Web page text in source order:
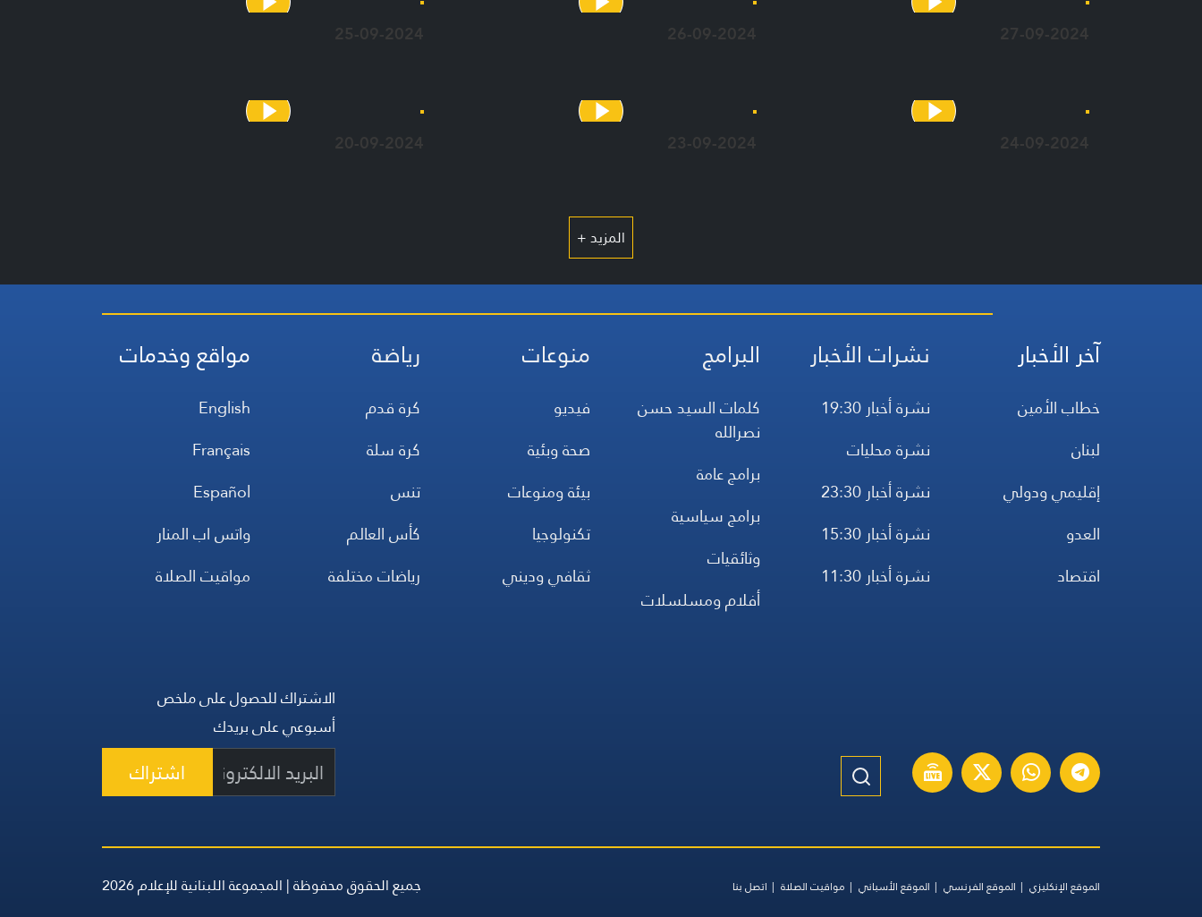
27-09-2024
26-09-2024
25-09-2024
24-09-2024
23-09-2024
20-09-2024
المزيد +
آخر الأخبار
خطاب الأمين
لبنان
إقليمي ودولي
العدو
اقتصاد
نشرات الأخبار
نشرة أخبار 19:30
نشرة محليات
نشرة أخبار 23:30
نشرة أخبار 15:30
نشرة أخبار 11:30
البرامج
كلمات السيد حسن
نصرالله
برامج عامة
برامج سياسية
وثائقيات
أفلام ومسلسلات
منوعات
فيديو
صحة وبئية
بيئة ومنوعات
تكنولوجيا
ثقافي وديني
رياضة
كرة قدم
كرة سلة
تنس
كأس العالم
رياضات مختلفة
مواقع وخدمات
English
Français
Español
واتس اب المنار
مواقيت الصلاة
الاشتراك للحصول على ملخص
أسبوعي على بريدك
اشتراك
الموقع الإنكليزي الموقع الفرنسي الموقع الأسباني مواقيت الصلاة اتصل بنا جميع الحقوق محفوظة | المجموعة اللبنانية للإعلام 2026